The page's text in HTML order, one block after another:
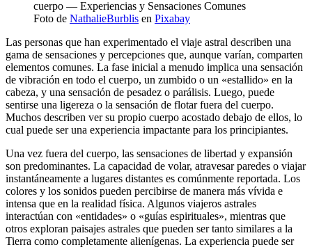
Foto de NathalieBurblis en Pixabay
Las personas que han experimentado el viaje astral describen una
gama de sensaciones y percepciones que, aunque varían, comparten
elementos comunes. La fase inicial a menudo implica una sensación
de vibración en todo el cuerpo, un zumbido o un «estallido» en la
cabeza, y una sensación de pesadez o parálisis. Luego, puede
sentirse una ligereza o la sensación de flotar fuera del cuerpo.
Muchos describen ver su propio cuerpo acostado debajo de ellos, lo
cual puede ser una experiencia impactante para los principiantes.
Una vez fuera del cuerpo, las sensaciones de libertad y expansión
son predominantes. La capacidad de volar, atravesar paredes o viajar
instantáneamente a lugares distantes es comúnmente reportada. Los
colores y los sonidos pueden percibirse de manera más vívida e
intensa que en la realidad física. Algunos viajeros astrales
interactúan con «entidades» o «guías espirituales», mientras que
otros exploran paisajes astrales que pueden ser tanto similares a la
Tierra como completamente alienígenas. La experiencia puede ser